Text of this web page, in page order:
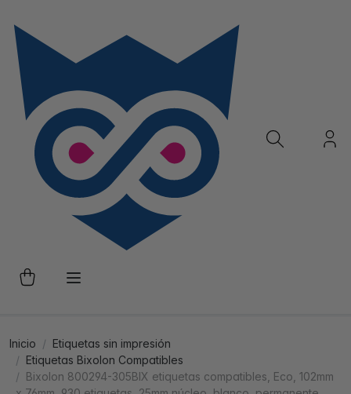
Inicio
Etiquetas sin impresión
Etiquetas Bixolon Compatibles
Bixolon 800294-305BIX etiquetas compatibles, Eco, 102mm